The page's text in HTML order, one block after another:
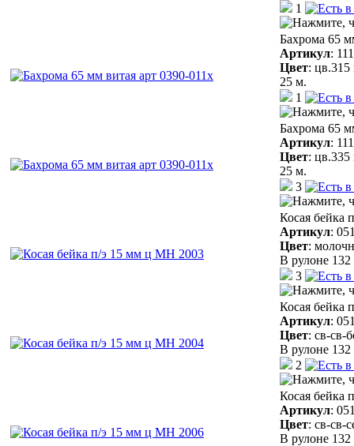
1
Бахрома 65
Артикул:
Цвет: цв.315
25 м.
1
Бахрома 65
Артикул:
Цвет: цв.335
25 м.
3
Косая бейка
Артикул:
Цвет:
В рулоне
3
Косая бейка
Артикул:
Цвет: св-св-
В рулоне
2
Косая бейка
Артикул:
Цвет: св-св-
В рулоне